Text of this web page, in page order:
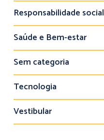
Responsabilidade social
Saúde e Bem-estar
Sem categoria
Tecnologia
Vestibular